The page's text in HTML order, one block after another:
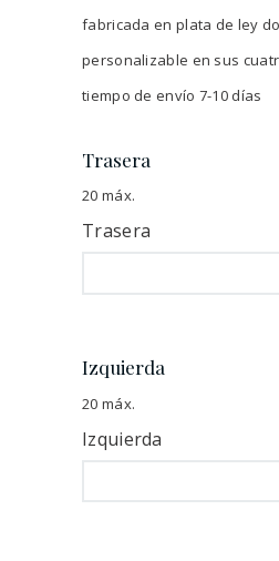
fabricada en plata de ley
personalizable en sus
tiempo de envío 7-10 días
Trasera
20 máx.
Trasera
Izquierda
20 máx.
Izquierda